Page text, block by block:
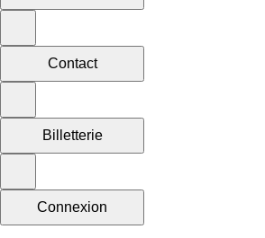
Contact
Billetterie
Connexion